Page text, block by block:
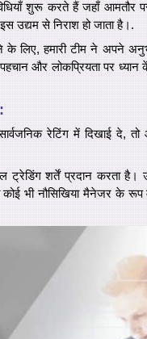
शुरू करते हैं जहाँ आमतौर
उद्यम से निराश हो जाता है।.
के लिए, हमारी टीम ने अपने
और लोकप्रियता पर
रेटिंग में दिखाई दे, तो
शर्तें प्रदान करता है।
कोई भी नौसिखिया मैनेजर के